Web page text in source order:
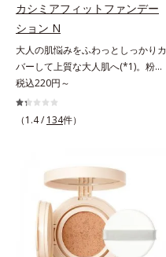
カシミアフィットファンデー
ション N
大人の肌悩みをふわっとしっかりカ
バーして上質な大人肌へ(*1)。粉感
レスファンデーション。大人の肌悩
みをふわっとしっかりカバーして、
上質な肌(*1)を演出するパウダーフ
仕上げる3種のパウダー（高いカバ
ー力と艶を実現するパウダー・ムラ
のないなめらかな肌に整えるパウダ
ー・自然な血色感をプラスする(*1)
パウダー）を配合。さらに体温でと
ろける保湿成分で粉体をコーティン
税込220円～
（1.4 / 134件）